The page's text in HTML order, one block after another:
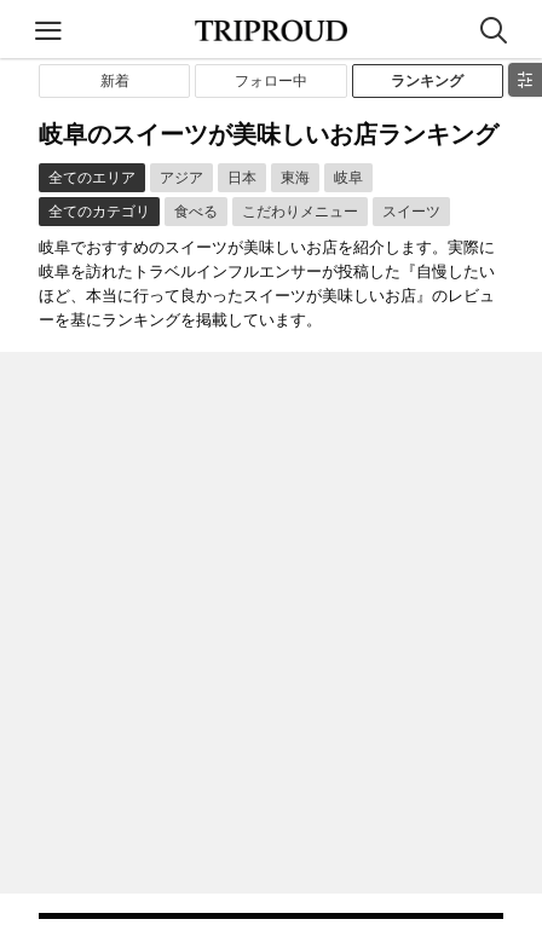
新着 フォロー中 ランキング
岐阜のスイーツが美味しいお店ランキング
全てのエリア アジア 日本 東海
岐阜
全てのカテゴリ
食べる こだわりメニュー スイーツ
岐阜でおすすめのスイーツが美味しいお店を紹介します。実際に
岐阜を訪れたトラベルインフルエンサーが投稿した『自慢したい
ほど、本当に行って良かったスイーツが美味しいお店』のレビュ
ーを基にランキングを掲載しています。